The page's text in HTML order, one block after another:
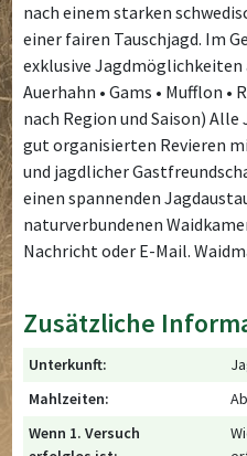
nach einem starken
einer fairen Tauschjagd. Im
exklusive Jagdmöglichkeiten
Auerhahn • Gams • Mufflon •
nach Region und Saison)
gut organisierten Revieren
und jagdlicher
einen spannenden
naturverbundenen
Nachricht oder E-Mail.
Zusätzliche
Unterkunft:
Mahlzeiten:
Wenn 1. Versuch